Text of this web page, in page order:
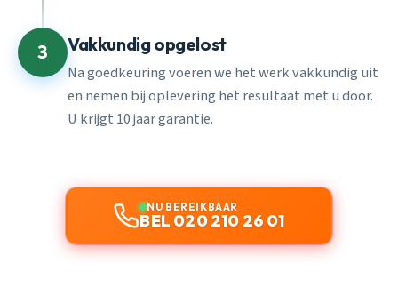
3 Vakkundig opgelost
Na goedkeuring voeren we het werk vakkundig uit
en nemen bij oplevering het resultaat met u door.
U krijgt 10 jaar garantie.
NU BEREIKBAAR
BEL 020 210 26 01